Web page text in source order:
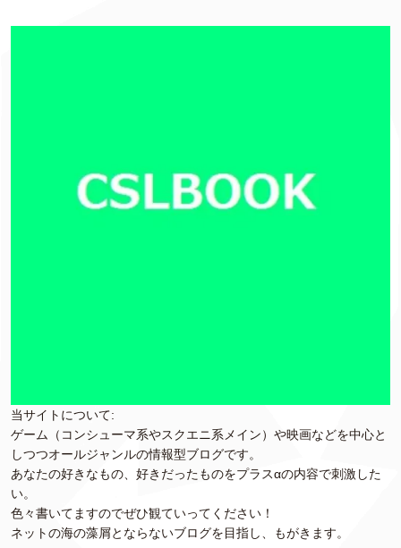
当サイトについて:
ゲーム（コンシューマ系やスクエニ系メイン）や映画などを中心と
しつつオールジャンルの情報型ブログです。
あなたの好きなもの、好きだったものをプラスαの内容で刺激した
い。
色々書いてますのでぜひ観ていってください！
ネットの海の藻屑とならないブログを目指し、もがきます。